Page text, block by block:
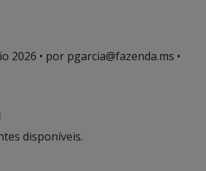
2026 • por pgarcia@fazenda.ms •
disponíveis.